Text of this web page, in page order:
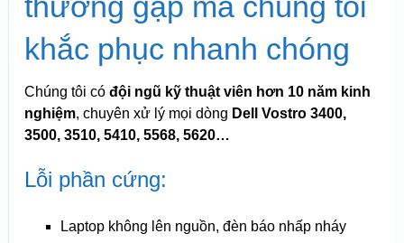
khắc phục nhanh chóng
Chúng tôi có đội ngũ kỹ thuật viên hơn 10 năm kinh
nghiệm, chuyên xử lý mọi dòng Dell Vostro 3400,
3500, 3510, 5410, 5568, 5620…
Lỗi phần cứng:
Laptop không lên nguồn, đèn báo nhấp nháy